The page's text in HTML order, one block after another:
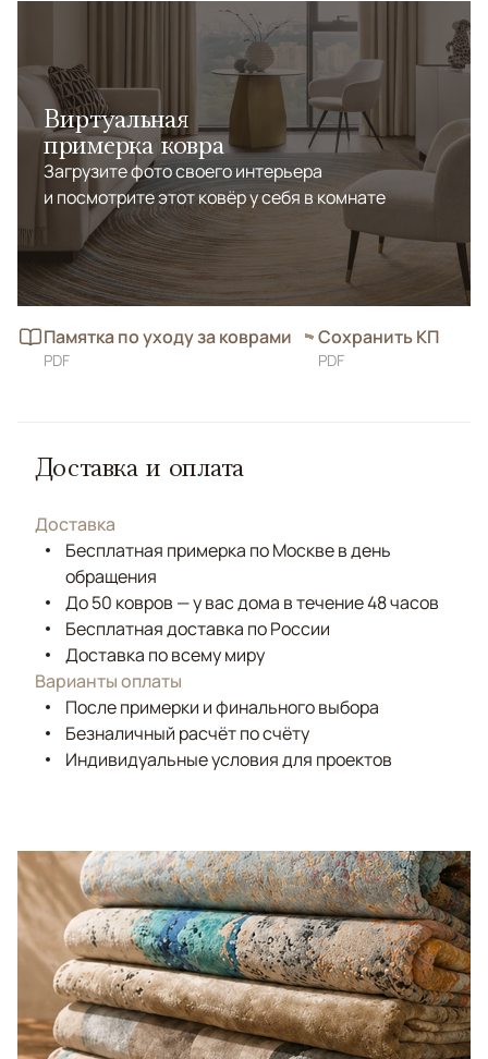
Виртуальная
примерка ковра
Загрузите фото своего интерьера
и посмотрите этот ковёр у себя в комнате
Памятка по уходу за коврами
PDF
Сохранить КП
PDF
Доставка и оплата
Доставка
Бесплатная примерка по Москве в день
обращения
До 50 ковров — у вас дома в течение 48 часов
Бесплатная доставка по России
Доставка по всему миру
Варианты оплаты
После примерки и финального выбора
Безналичный расчёт по счёту
Индивидуальные условия для проектов